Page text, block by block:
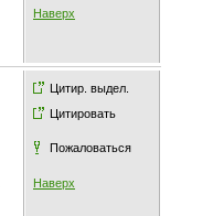
Наверх
Цитир. выдел.
Цитировать
Пожаловаться
Наверх